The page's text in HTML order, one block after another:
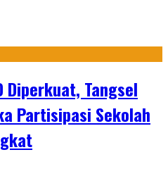
Diperkuat, Tangsel
Partisipasi Sekolah